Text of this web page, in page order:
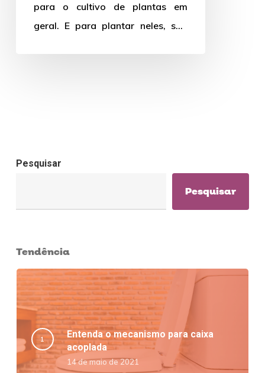
para o cultivo de plantas em
geral. E para plantar neles, são
Pesquisar
Pesquisar
Tendência
Entenda o mecanismo para caixa
acoplada
14 de maio de 2021